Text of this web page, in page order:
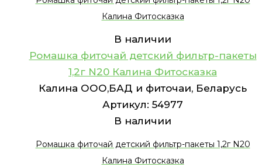
Калина Фитосказка
В наличии
Ромашка фиточай детский фильтр-пакеты
1,2г N20 Калина Фитосказка
Калина ООО,БАД и фиточаи, Беларусь
Артикул: 54977
В наличии
Ромашка фиточай детский фильтр-пакеты 1,2г N20
Калина Фитосказка